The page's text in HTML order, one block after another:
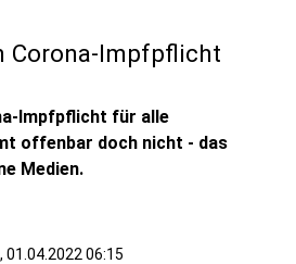
Corona-Impfpflicht
Impfpflicht für alle
offenbar doch nicht - das
Medien.
01.04.2022 06:15